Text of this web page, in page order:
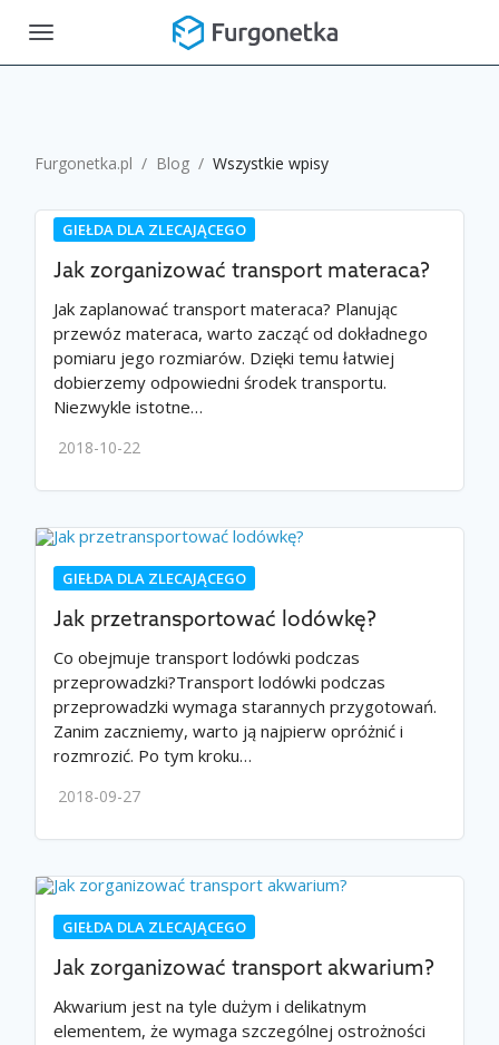
Toggle
Furgonetka.pl / Blog /Wszystkie wpisy
GIEŁDA DLA ZLECAJĄCEGO
Jak zorganizować transport materaca?
Jak zaplanować transport materaca? Planując
przewóz materaca, warto zacząć od dokładnego
pomiaru jego rozmiarów. Dzięki temu łatwiej
dobierzemy odpowiedni środek transportu.
Niezwykle istotne…
2018-10-22
GIEŁDA DLA ZLECAJĄCEGO
Jak przetransportować lodówkę?
Co obejmuje transport lodówki podczas
przeprowadzki?Transport lodówki podczas
przeprowadzki wymaga starannych przygotowań.
Zanim zaczniemy, warto ją najpierw opróżnić i
rozmrozić. Po tym kroku…
2018-09-27
GIEŁDA DLA ZLECAJĄCEGO
Jak zorganizować transport akwarium?
Akwarium jest na tyle dużym i delikatnym
elementem, że wymaga szczególnej ostrożności